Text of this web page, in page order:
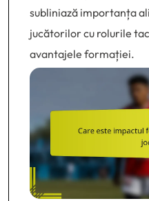
subliniază importanța
jucătorilor cu rolurile
avantajele formației.